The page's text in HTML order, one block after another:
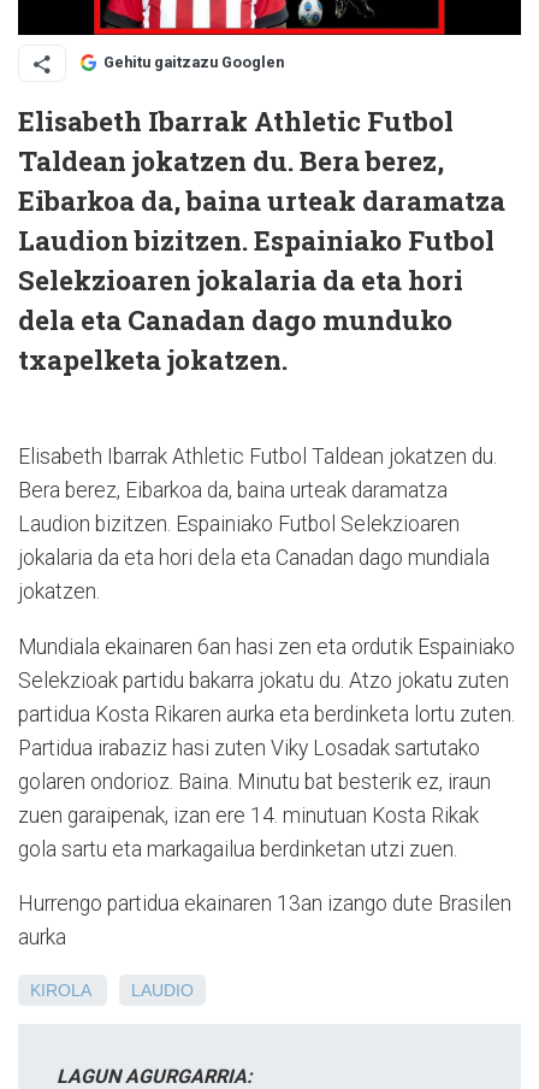
Gehitu gaitzazu Googlen
Elisabeth Ibarrak Athletic Futbol
Taldean jokatzen du. Bera berez,
Eibarkoa da, baina urteak daramatza
Laudion bizitzen. Espainiako Futbol
Selekzioaren jokalaria da eta hori
dela eta Canadan dago munduko
txapelketa jokatzen.
Elisabeth Ibarrak Athletic Futbol Taldean jokatzen du.
Bera berez, Eibarkoa da, baina urteak daramatza
Laudion bizitzen. Espainiako Futbol Selekzioaren
jokalaria da eta hori dela eta Canadan dago mundiala
jokatzen.
Mundiala ekainaren 6an hasi zen eta ordutik Espainiako
Selekzioak partidu bakarra jokatu du. Atzo jokatu zuten
partidua Kosta Rikaren aurka eta berdinketa lortu zuten.
Partidua irabaziz hasi zuten Viky Losadak sartutako
golaren ondorioz. Baina. Minutu bat besterik ez, iraun
zuen garaipenak, izan ere 14. minutuan Kosta Rikak
gola sartu eta markagailua berdinketan utzi zuen.
Hurrengo partidua ekainaren 13an izango dute Brasilen
aurka
KIROLA LAUDIO
LAGUN AGURGARRIA: